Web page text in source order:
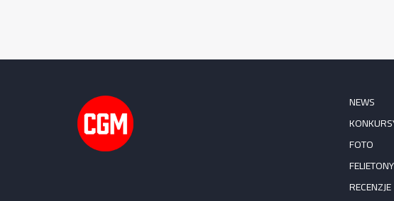
NEWS
FOTO
FELIETONY
RECENZJE